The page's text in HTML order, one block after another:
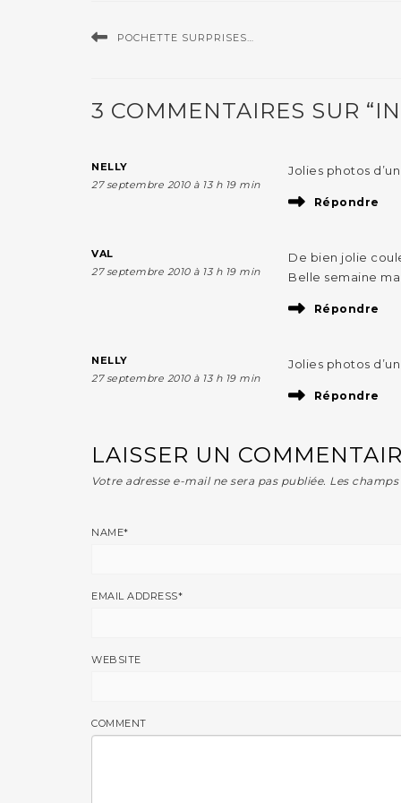
POCHETTE SURPRISES…
3 COMMENTAIRES SUR
NELLY
27 septembre 2010 à 13 h 19 min
Jolies photos
Répondre
VAL
27 septembre 2010 à 13 h 19 min
De bien jolie
Belle semaine ma
Répondre
NELLY
27 septembre 2010 à 13 h 19 min
Jolies photos
Répondre
LAISSER UN
Votre adresse e-mail ne sera pas publiée. Les
NAME*
EMAIL ADDRESS*
WEBSITE
COMMENT